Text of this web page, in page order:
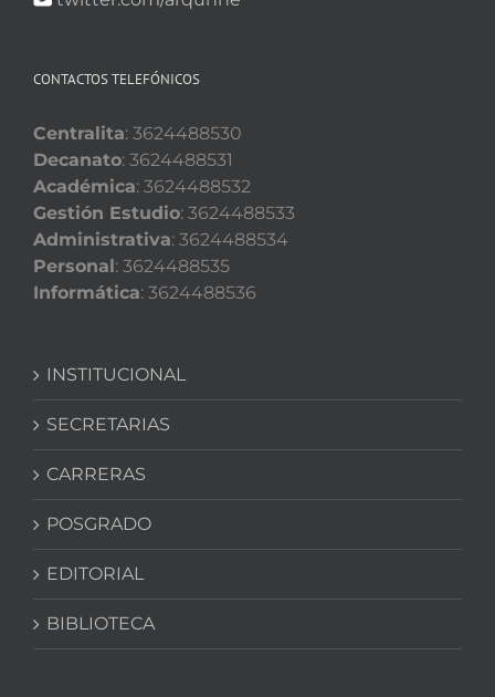
CONTACTOS TELEFÓNICOS
Centralita: 3624488530
Decanato: 3624488531
Académica: 3624488532
Gestión Estudio: 3624488533
Administrativa: 3624488534
Personal : 3624488535
Informática: 3624488536
INSTITUCIONAL
SECRETARIAS
CARRERAS
POSGRADO
EDITORIAL
BIBLIOTECA